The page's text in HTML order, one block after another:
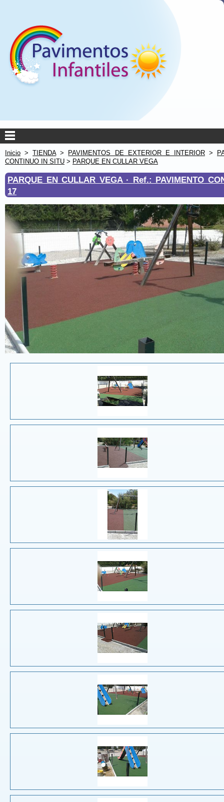
Inicio >TIENDA> PAVIMENTOS DE EXTERIOR E INTERIOR>
CONTINUO IN SITU > PARQUE EN CULLAR VEGA
PARQUE EN CULLAR VEGA · Ref.: PAVIMENTO
17